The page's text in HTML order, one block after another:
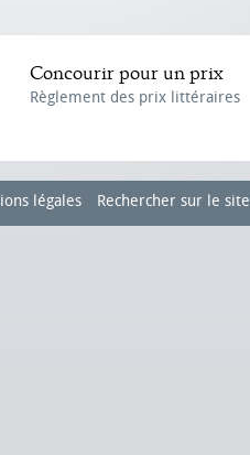
Concourir pour un prix
Règlement des prix littéraires
légales Rechercher sur le site